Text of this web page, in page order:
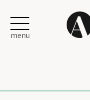
menu